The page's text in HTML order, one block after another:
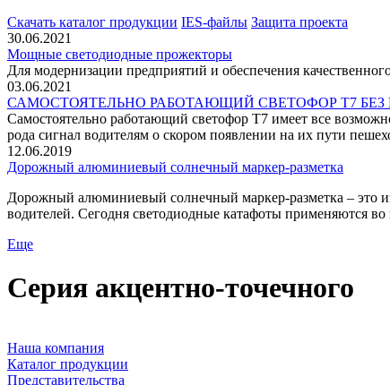
Скачать каталог продукции IES-файлы Защита проекта
30.06.2021
Мощные светодиодные прожекторы
Для модернизации предприятий и обеспечения
03.06.2021
САМОСТОЯТЕЛЬНО РАБОТАЮЩИЙ СВЕТОФОР Т7
Самостоятельно работающий светофор Т7 имеет все
рода сигнал водителям о скором появлении на их пути
12.06.2019
Дорожный алюминиевый солнечный маркер-разметка
Дорожный алюминиевый солнечный маркер-разметка – это
водителей. Сегодня светодиодные катафоты применяются
Еще
Серия акцентно-точечного
Наша компания
Каталог продукции
Представительства